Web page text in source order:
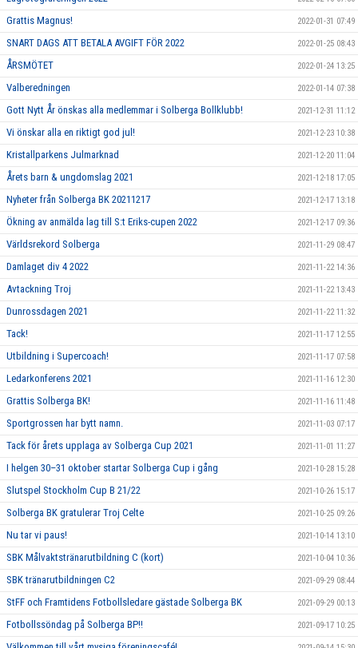
Grattis Magnus! 2022-01-31 07:49
SNART DAGS ATT BETALA AVGIFT FÖR 2022 2022-01-25 08:43
ÅRSMÖTET 2022-01-24 13:25
Valberedningen 2022-01-14 07:38
Gott Nytt År önskas alla medlemmar i Solberga Bollklubb! 2021-12-31 11:12
Vi önskar alla en riktigt god jul! 2021-12-23 10:38
Kristallparkens Julmarknad 2021-12-20 11:04
Årets barn & ungdomslag 2021 2021-12-18 17:05
Nyheter från Solberga BK 20211217 2021-12-17 13:18
Ökning av anmälda lag till S:t Eriks-cupen 2022 2021-12-17 09:36
Världsrekord Solberga 2021-11-29 08:47
Damlaget div 4 2022 2021-11-22 14:36
Avtackning Troj 2021-11-22 13:43
Dunrossdagen 2021 2021-11-22 11:32
Tack! 2021-11-17 12:55
Utbildning i Supercoach! 2021-11-17 07:58
Ledarkonferens 2021 2021-11-16 12:30
Grattis Solberga BK! 2021-11-16 11:48
Sportgrossen har bytt namn. 2021-11-03 07:17
Tack för årets upplaga av Solberga Cup 2021 2021-11-01 11:27
I helgen 30–31 oktober startar Solberga Cup i gång 2021-10-28 15:28
Slutspel Stockholm Cup B 21/22 2021-10-26 15:17
Solberga BK gratulerar Troj Celte 2021-10-25 09:26
Nu tar vi paus! 2021-10-14 13:10
SBK Målvaktstränarutbildning C (kort) 2021-10-04 10:36
SBK tränarutbildningen C2 2021-09-29 08:44
StFF och Framtidens Fotbollsledare gästade Solberga BK 2021-09-29 00:13
Fotbollssöndag på Solberga BP!! 2021-09-17 10:25